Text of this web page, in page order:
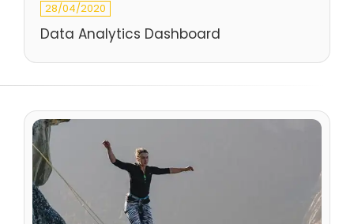
28/04/2020
Data Analytics Dashboard